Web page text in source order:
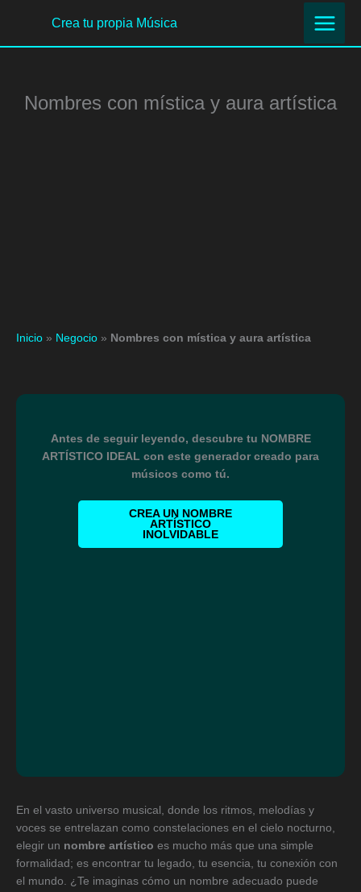
contenido
Crea tu propia Música
Nombres con mística y aura artística
Inicio » Negocio » Nombres con mística y aura artística
Antes de seguir leyendo, descubre tu NOMBRE
ARTÍSTICO IDEAL con este generador creado para
músicos como tú.
CREA UN NOMBRE
ARTÍSTICO
INOLVIDABLE
En el vasto universo musical, donde los ritmos, melodías y
voces se entrelazan como constelaciones en el cielo nocturno,
elegir un nombre artístico es mucho más que una simple
formalidad; es encontrar tu legado, tu esencia, tu conexión con
el mundo. ¿Te imaginas cómo un nombre adecuado puede